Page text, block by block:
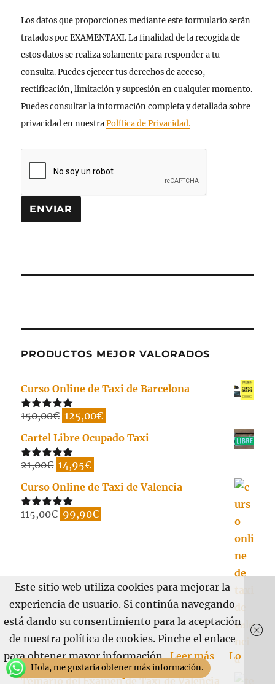
Los datos que proporciones mediante este formulario serán
tratados por EXAMENTAXI. La finalidad de la recogida de
estos datos se realiza solamente para responder a tu
consulta. Puedes ejercer tus derechos de acceso,
rectificación, limitación y supresión en cualquier momento.
Puedes consultar la información completa y detallada sobre
privacidad en nuestraPolítica de Privacidad.
PRODUCTOS MEJOR VALORADOS
Curso Online de Taxi de Barcelona
Valorado
de
5
150,00€ El
precio
original
era:
150,00€.
125,00€
precio
125,00€.
Cartel Libre Ocupado Taxi
Valorado
5.00de
5
21,00€ El
precio
original
era:
14,95€
precio
es:
Curso Online de Taxi de Valencia
Valorado
de
115,00€ El
115,00€.
99,90€
99,90€.
Temario del Examen de Taxi de Valencia
Hola, me gustaría obtener más información.
Este sitio web utiliza cookies para mejorar la
experiencia de usuario. Si continúa navegando
está dando su consentimiento para la aceptación
de nuestra política de cookies. Pinche el enlace
para obtener mayor información. Leer más
Lo
acepto